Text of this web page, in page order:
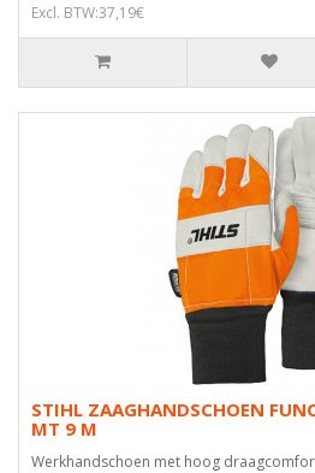
Excl. BTW:37,19€
STIHL ZAAGHANDSCHOEN
MT 9 M
Werkhandschoen met hoog